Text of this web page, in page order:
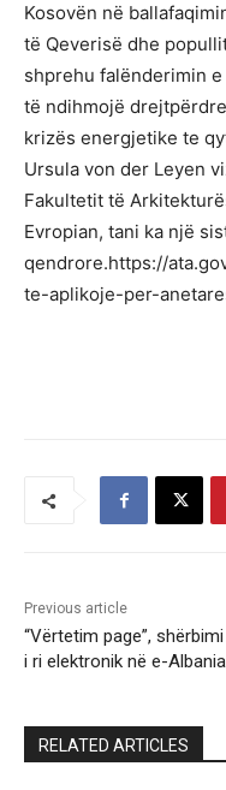
Kosovën në
të Qeverisë dhe
shprehu falënderimin
të ndihmojë
krizës energjetike te
Ursula von der Leyen
Fakultetit të
Evropian, tani ka një
qendrore.https://
te-aplikoje-per-
Previous article
“Vërtetim page”,
i ri elektronik në e-Albania
RELATED ARTICLES